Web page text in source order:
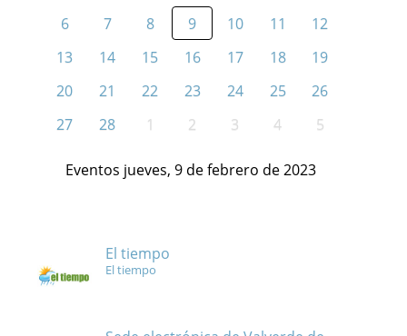
6
7 8 9 10 11
12
13
14 15 16 17 18
19
20
21 22 23 24 25
26
27
28 1 2 3 4 5
Eventos jueves, 9 de febrero de 2023
El tiempo
El tiempo